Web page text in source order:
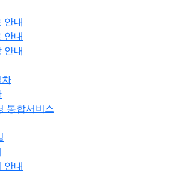
안내
안내
안내
통합서비스
안내